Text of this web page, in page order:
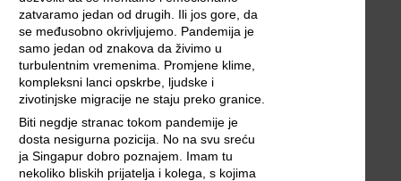
zatvaramo jedan od drugih. Ili jos gore, da
se međusobno okrivljujemo. Pandemija je
samo jedan od znakova da živimo u
turbulentnim vremenima. Promjene klime,
kompleksni lanci opskrbe, ljudske i
zivotinjske migracije ne staju preko granice.
Biti negdje stranac tokom pandemije je
dosta nesigurna pozicija. No na svu sreću
ja Singapur dobro poznajem. Imam tu
nekoliko bliskih prijatelja i kolega, s kojima